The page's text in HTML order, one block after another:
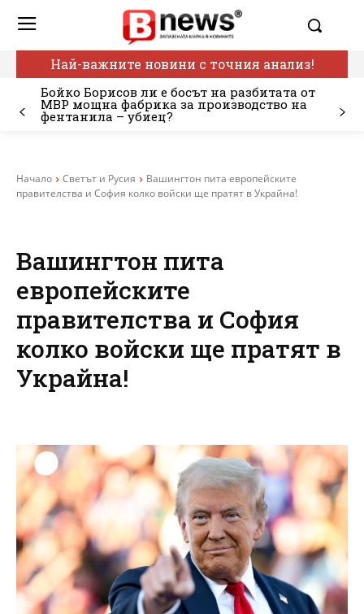
Най-важните новини с точния анализ!
Бойко Борисов ли е босът на разбитата от
МВР мощна фабрика за производство на
фентанила – убиец?
Начало Светът и Русия
Вашингтон пита европейските
правителства и София колко войски ще пратят в Украйна!
Вашингтон пита
европейските
правителства и София
колко войски ще пратят в
Украйна!